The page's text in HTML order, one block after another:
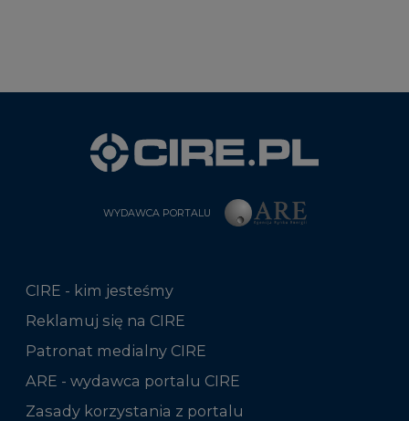
WYDAWCA PORTALU
CIRE - kim jesteśmy
Reklamuj się na CIRE
Patronat medialny CIRE
ARE - wydawca portalu CIRE
Zasady korzystania z portalu